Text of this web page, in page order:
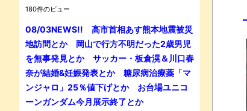
180件のビュー
08/03NEWS!! 高市首相あす熊本地震被災
地訪問とか 岡山で行方不明だった2歳男児
を無事発見とか サッカー・板倉滉＆川口春
奈が結婚&妊娠発表とか 糖尿病治療薬「マ
ンジャロ」25％値下げとか お台場ユニコ
ーンガンダム今月展示終了とか